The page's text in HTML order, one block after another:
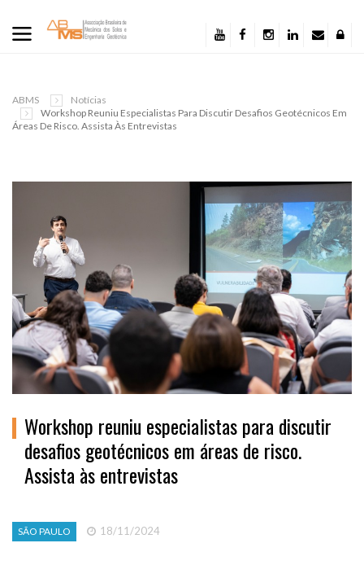
ABMS
Notícias
Workshop Reuniu Especialistas Para Discutir Desafios Geotécnicos Em
Áreas De Risco. Assista Às Entrevistas
Workshop reuniu especialistas para discutir
desafios geotécnicos em áreas de risco.
Assista às entrevistas
SÃO PAULO 18/11/2024